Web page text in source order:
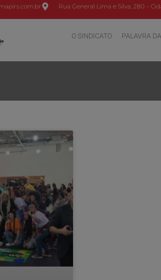
Rua General Lima e Silva, 280 –
O SINDICATO PALAVRA